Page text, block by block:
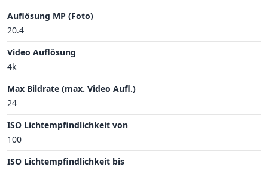
Auflösung MP (Foto)
20.4
Video Auflösung
4k
Max Bildrate (max. Video Aufl.)
24
ISO Lichtempfindlichkeit von
100
ISO Lichtempfindlichkeit bis